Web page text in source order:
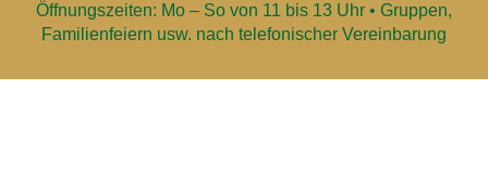
Öffnungszeiten: Mo – So von 11 bis 13 Uhr • Gruppen,
Familienfeiern usw. nach telefonischer Vereinbarung